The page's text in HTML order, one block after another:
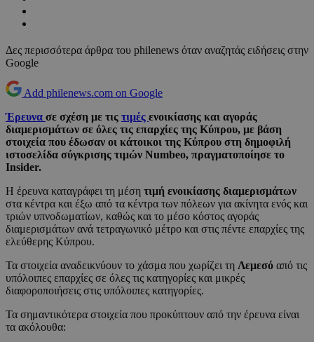
Δες περισσότερα άρθρα του philenews όταν αναζητάς ειδήσεις στην
Google
Add philenews.com on Google
Έρευνα σε σχέση με τις τιμές ενοικίασης και αγοράς
διαμερισμάτων σε όλες τις επαρχίες της Κύπρου, με βάση
στοιχεία που έδωσαν οι κάτοικοι της Κύπρου στη δημοφιλή
ιστοσελίδα σύγκρισης τιμών Numbeo, πραγματοποίησε το
Insider.
Η έρευνα καταγράφει τη μέση τιμή ενοικίασης διαμερισμάτων
στα κέντρα και έξω από τα κέντρα των πόλεων για ακίνητα ενός και
τριών υπνοδωματίων, καθώς και το μέσο κόστος αγοράς
διαμερισμάτων ανά τετραγωνικό μέτρο και στις πέντε επαρχίες της
ελεύθερης Κύπρου.
Τα στοιχεία αναδεικνύουν το χάσμα που χωρίζει τη Λεμεσό από τις
υπόλοιπες επαρχίες σε όλες τις κατηγορίες και μικρές
διαφοροποιήσεις στις υπόλοιπες κατηγορίες.
Τα σημαντικότερα στοιχεία που προκύπτουν από την έρευνα είναι
τα ακόλουθα: